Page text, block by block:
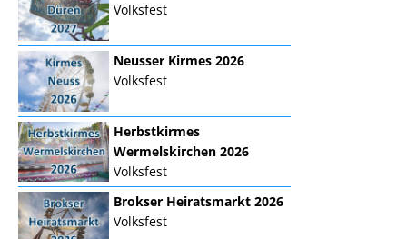
Volksfest
Neusser Kirmes 2026
Volksfest
Herbstkirmes
Wermelskirchen 2026
Volksfest
Brokser Heiratsmarkt 2026
Volksfest